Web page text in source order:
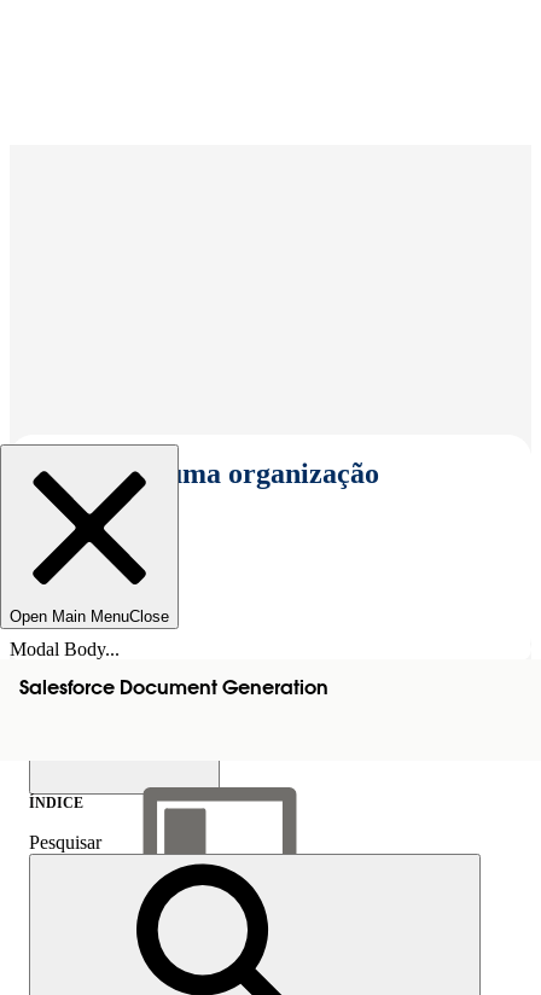
Selecionar uma organização
Open Main MenuClose
Modal Body...
Salesforce Document Generation
Mostrar índice
Índice
ÍNDICE
Pesquisar